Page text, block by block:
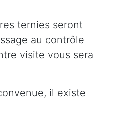
ternies seront
au contrôle
visite vous sera
il existe